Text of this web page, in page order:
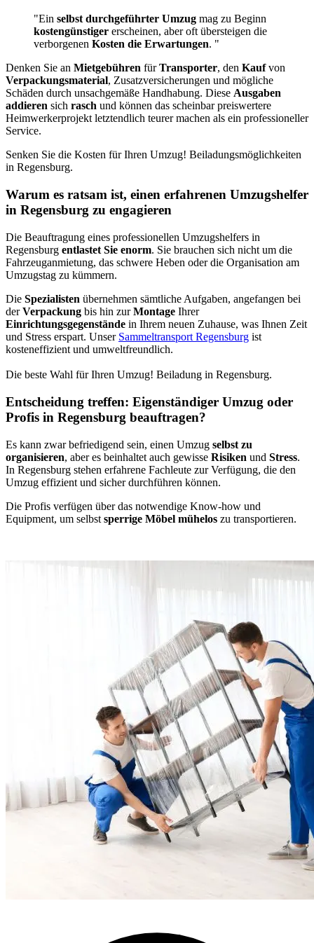
"Ein selbst durchgeführter Umzug mag zu Beginn
kostengünstiger erscheinen, aber oft übersteigen die
verborgenen Kosten die Erwartungen. "
Denken Sie an Mietgebühren fürTransporter, den Kaufvon
Verpackungsmaterial, Zusatzversicherungen und mögliche
Schäden durch unsachgemäße Handhabung. Diese Ausgaben
addieren sich rasch und können das scheinbar preiswertere
Heimwerkerprojekt letztendlich teurer machen als ein professioneller
Service.
Senken Sie die Kosten für Ihren Umzug! Beiladungsmöglichkeiten
in Regensburg.
Warum es ratsam ist, einen erfahrenen Umzugshelfer
in Regensburg zu engagieren
Die Beauftragung eines professionellen Umzugshelfers in
Regensburg entlastet Sie enorm. Sie brauchen sich nicht um die
Fahrzeuganmietung, das schwere Heben oder die Organisation am
Umzugstag zu kümmern.
Die Spezialisten übernehmen sämtliche Aufgaben, angefangen bei
derVerpackung bis hin zurMontage Ihrer
Einrichtungsgegenstände in Ihrem neuen Zuhause, was Ihnen Zeit
und Stress erspart. Unser Sammeltransport Regensburg ist
kosteneffizient und umweltfreundlich.
Die beste Wahl für Ihren Umzug! Beiladung in Regensburg.
Entscheidung treffen: Eigenständiger Umzug oder
Profis in Regensburg beauftragen?
Es kann zwar befriedigend sein, einen Umzug selbst zu
organisieren, aber es beinhaltet auch gewisse Risiken und Stress.
In Regensburg stehen erfahrene Fachleute zur Verfügung, die den
Umzug effizient und sicher durchführen können.
Die Profis verfügen über das notwendige Know-how und
Equipment, um selbst sperrige Möbel mühelos zu transportieren.